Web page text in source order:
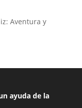
Aventura y
ayuda de la